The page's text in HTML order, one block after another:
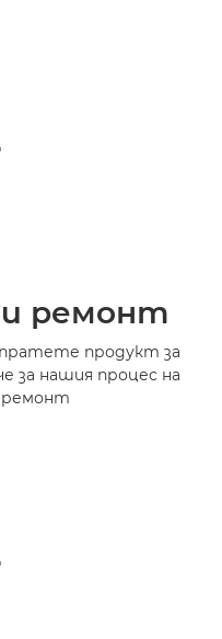
ремонт
продукт за
за нашия процес на
ремонт